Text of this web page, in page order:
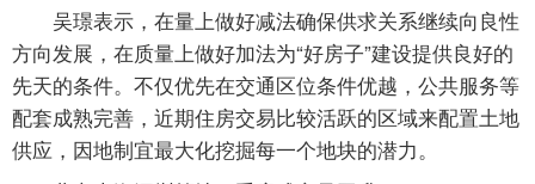
吴璟表示，在量上做好减法确保供求关系继续向良性
方向发展，在质量上做好加法为“好房子”建设提供良好的
先天的条件。不仅优先在交通区位条件优越，公共服务等
配套成熟完善，近期住房交易比较活跃的区域来配置土地
供应，因地制宜最大化挖掘每一个地块的潜力。